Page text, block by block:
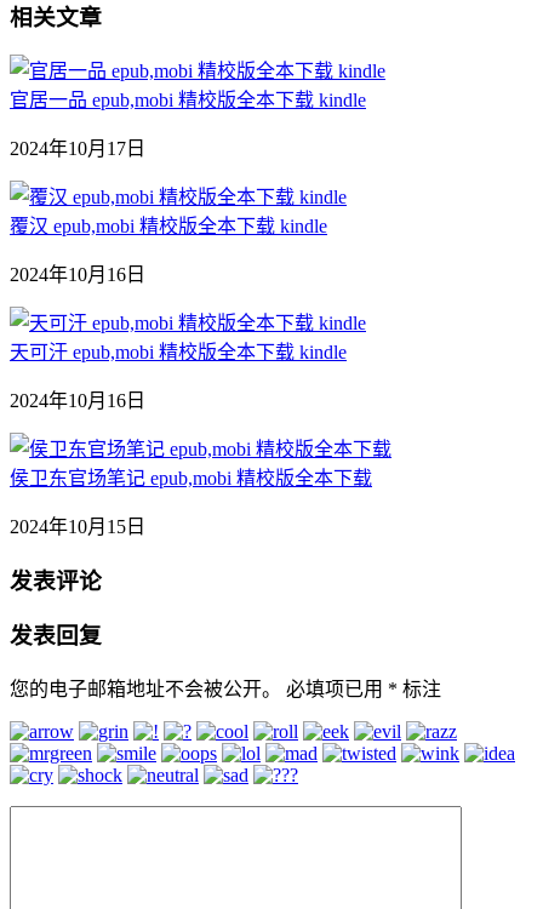
相关文章
官居一品 epub,mobi 精校版全本下载 kindle
2024年10月17日
覆汉 epub,mobi 精校版全本下载 kindle
2024年10月16日
天可汗 epub,mobi 精校版全本下载 kindle
2024年10月16日
侯卫东官场笔记 epub,mobi 精校版全本下载
2024年10月15日
发表评论
发表回复
您的电子邮箱地址不会被公开。 必填项已用 * 标注